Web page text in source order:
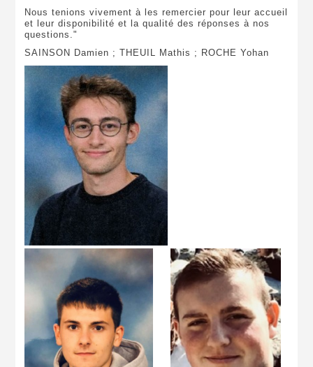
Nous tenions vivement à les remercier pour leur accueil
et leur disponibilité et la qualité des réponses à nos
questions."
SAINSON Damien ; THEUIL Mathis ; ROCHE Yohan